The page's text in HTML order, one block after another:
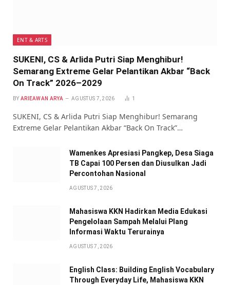
ENT & ARTS
SUKENI, CS & Arlida Putri Siap Menghibur!
Semarang Extreme Gelar Pelantikan Akbar “Back
On Track” 2026–2029
BY ARIEAWAN ARYA AGUSTUS 7, 2026 1
SUKENI, CS & Arlida Putri Siap Menghibur! Semarang
Extreme Gelar Pelantikan Akbar “Back On Track”…
Wamenkes Apresiasi Pangkep, Desa Siaga
TB Capai 100 Persen dan Diusulkan Jadi
Percontohan Nasional
AGUSTUS 7, 2026
Mahasiswa KKN Hadirkan Media Edukasi
Pengelolaan Sampah Melalui Plang
Informasi Waktu Terurainya
AGUSTUS 7, 2026
English Class: Building English Vocabulary
Through Everyday Life, Mahasiswa KKN